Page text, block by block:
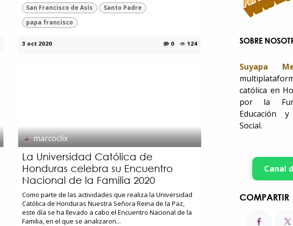
San Francisco de Asís
Santo Padre
papa francisco
3 oct 2020 0 124
marcoclix
La Universidad Católica de
Honduras celebra su Encuentro
Nacional de la Familia 2020
Como parte de las actividades que realiza la Universidad
Católica de Honduras Nuestra Señora Reina de la Paz,
este día se ha llevado a cabo el Encuentro Nacional de la
Familia, en el que se analizaron...
SOBRE
Suyapa
católica en
por la
Educación
Social.
Canal
COMPARTIR